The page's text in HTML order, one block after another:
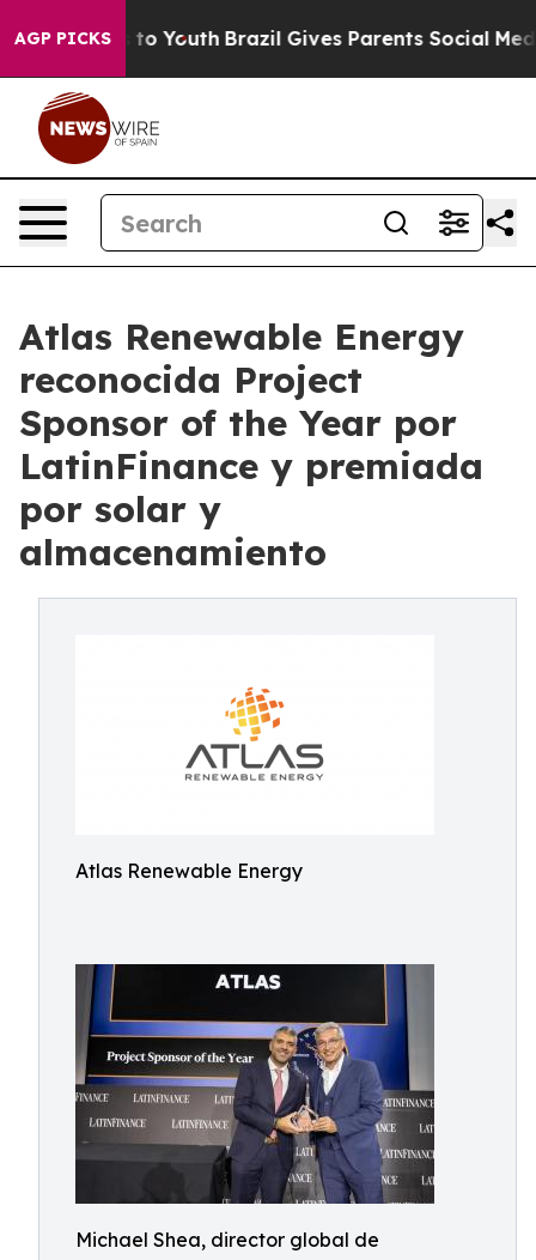
AGP PICKS
Harms to Youth Brazil Gives Parents Social Media
Atlas Renewable Energy
reconocida Project
Sponsor of the Year por
LatinFinance y premiada
por solar y
almacenamiento
Atlas Renewable Energy
Michael Shea, director global de